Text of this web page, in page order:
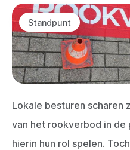
Standpunt
Lokale besturen scharen
van het rookverbod in de
hierin hun rol spelen.